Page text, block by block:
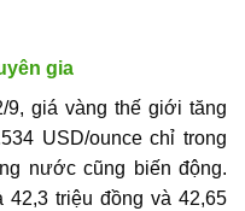
gia
giá vàng thế giới tăng
USD/ounce chỉ trong
nước cũng biến động.
triệu đồng và 42,65